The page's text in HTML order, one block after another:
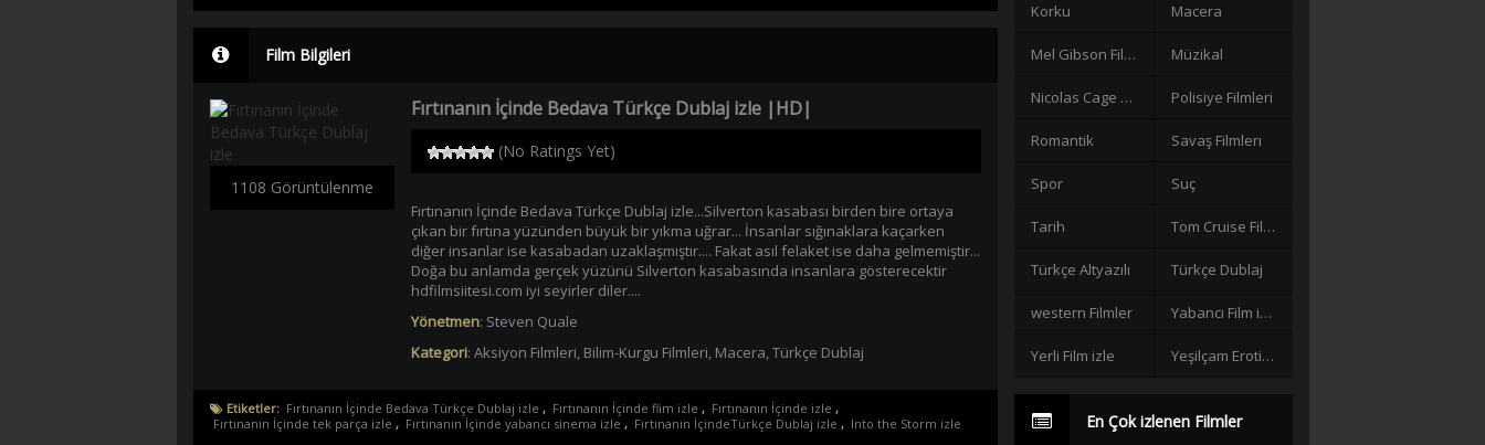
Film Bilgileri
1108 Görüntülenme
Fırtınanın İçinde Bedava Türkçe Dublaj izle |HD|
(No Ratings Yet)
Fırtınanın İçinde Bedava Türkçe Dublaj izle...Silverton kasabası birden bire ortaya
çıkan bir fırtına yüzünden büyük bir yıkma uğrar... İnsanlar sığınaklara kaçarken
diğer insanlar ise kasabadan uzaklaşmıştır.... Fakat asıl felaket ise daha gelmemiştir...
Doğa bu anlamda gerçek yüzünü Silverton kasabasında insanlara gösterecektir
hdfilmsiitesi.com iyi seyirler diler....
Yönetmen: Steven Quale
Kategori: Aksiyon Filmleri, Bilim-Kurgu Filmleri, Macera,Türkçe Dublaj
Etiketler: Fırtınanın İçinde Bedava Türkçe Dublaj izle , Fırtınanın İçinde flim izle , Fırtınanın İçinde izle ,
Fırtınanın İçinde tek parça izle , Fırtınanın İçinde yabancı sinema izle , Fırtınanın İçindeTürkçe Dublaj izle , Into the Storm izle
Korku Macera
Mel Gibson Filmleri Müzikal
Nicolas Cage Filmleri Polisiye Filmleri
Romantik Savaş Filmlerı
Spor Suç
Tarih Tom Cruise Filmleri izle
Türkçe Altyazılı Türkçe Dublaj
western Filmler Yabancı Film izle
Yerli Film izle Yeşilçam Erotik +18
En Çok izlenen Filmler